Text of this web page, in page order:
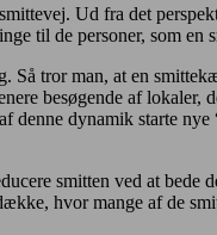
Ud fra det
til de personer, som en
Så tror man, at en
besøgende af
denne dynamik starte
smitten ved at
hvor mange af de